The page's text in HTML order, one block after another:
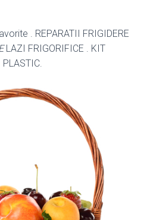
. REPARATII FRIGIDERE
LAZI FRIGORIFICE . KIT